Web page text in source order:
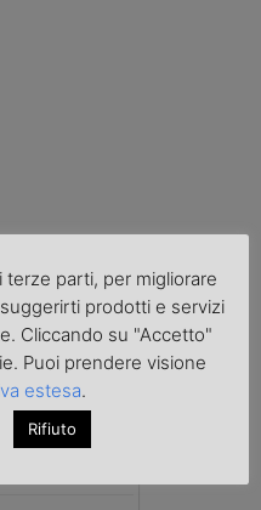
Strada punta
per infortunio
parti, per migliorare
prodotti e servizi
Cliccando su "Accetto"
Puoi prendere visione
estesa.
Rifiuto